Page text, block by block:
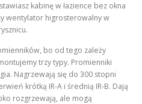
kabinę w łazience bez okna
wentylator higrosterowalny w
bo od tego zależy
trzy typy. Promienniki
Nagrzewają się do 300 stopni
krótką IR-A i średnią IR-B. Dają
rozgrzewają, ale mogą